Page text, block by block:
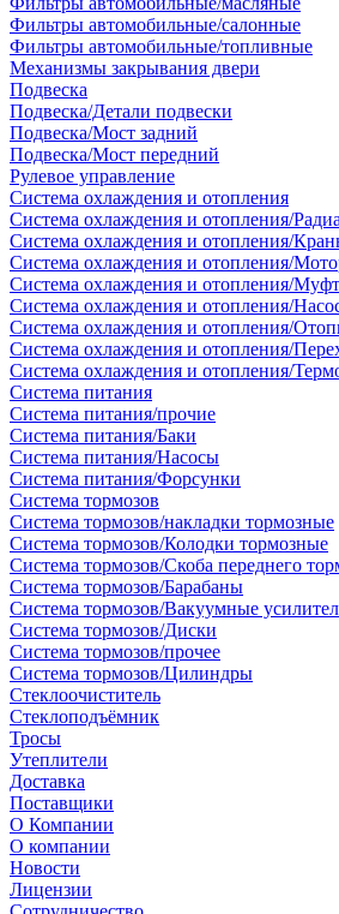
Фильтры автомобильные/салонные
Фильтры автомобильные/топливные
Механизмы закрывания двери
Подвеска
Подвеска/Детали подвески
Подвеска/Мост задний
Подвеска/Мост передний
Рулевое управление
Система охлаждения и отопления
Система охлаждения и отопления/
Система охлаждения и отопления/
Система охлаждения и отопления/
Система охлаждения и отопления/
Система охлаждения и отопления/
Система охлаждения и отопления/
Система охлаждения и отопления/
Система охлаждения и отопления/
Система питания
Система питания/прочие
Система питания/Баки
Система питания/Насосы
Система питания/Форсунки
Система тормозов
Система тормозов/накладки тормозные
Система тормозов/Колодки тормозные
Система тормозов/Скоба переднего
Система тормозов/Барабаны
Система тормозов/Вакуумные
Система тормозов/Диски
Система тормозов/прочее
Система тормозов/Цилиндры
Стеклоочиститель
Стеклоподъёмник
Тросы
Утеплители
Доставка
Поставщики
О Компании
О компании
Новости
Лицензии